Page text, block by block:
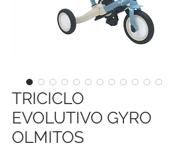
TRICICLO
EVOLUTIVO GYRO
OLMITOS